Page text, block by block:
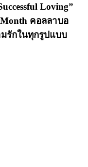
Loving”
คอลลาบอ
รักในทุกรูปแบบ